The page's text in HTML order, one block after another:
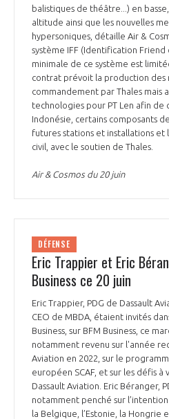
balistiques de théâtre...) en
altitude ainsi que les nouvelles
hypersoniques, détaille Air &
système IFF (Identification Friend
minimale de ce système est
contrat prévoit la production des
commandement par Thales mais
technologies pour PT Len afin
Indonésie, certains composants
futures stations et installations et
civil, avec le soutien de Thales.
Air & Cosmos du 20 juin
DÉFENSE
Eric Trappier et Eric
Business ce 20 juin
Eric Trappier, PDG de Dassault
CEO de MBDA, étaient invités
Business, sur BFM Business, ce
notamment revenu sur l'année
Aviation en 2022, sur le
européen SCAF, et sur les défis
Dassault Aviation. Eric Béranger,
notamment penché sur
la Belgique, l’Estonie, la Hongrie